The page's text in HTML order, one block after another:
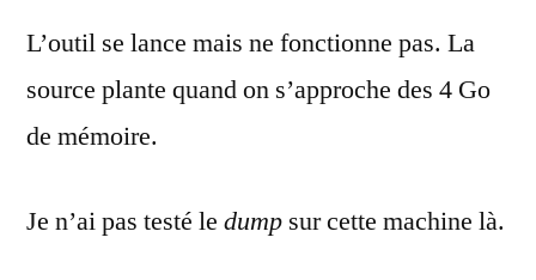
L’outil se lance mais ne fonctionne pas. La
source plante quand on s’approche des 4 Go
de mémoire.
Je n’ai pas testé le dump sur cette machine là.